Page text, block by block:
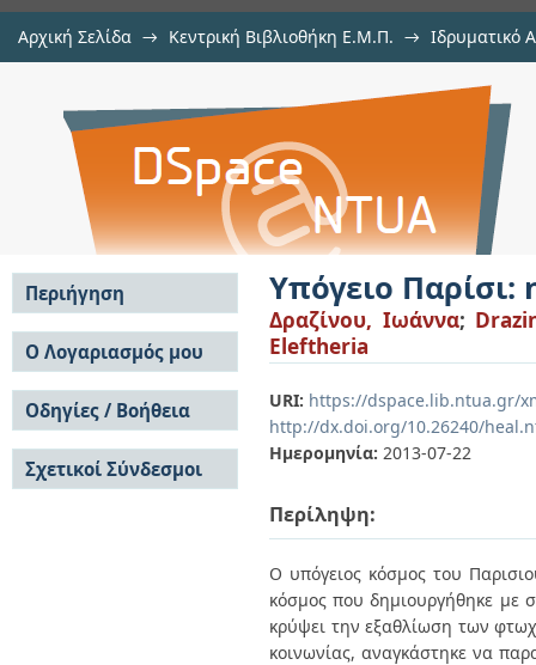
Αρχική Σελίδα → Κεντρική Βιβλιοθήκη Ε.Μ.Π. → Ιδρυματικό
Υπόγειο Παρίσι: η σκοτεινή όψη
Υπόγειο
Δραζίνου, Ιωάννα;
Eleftheria
URI: https://dspace.lib.ntua.gr/
http://dx.doi.org/10.26240/
Ημερομηνία: 2013-07-22
Περίληψη:
Ο υπόγειος κόσμος του
κόσμος που δημιουργήθηκε με
κρύψει την εξαθλίωση των
κοινωνίας, αναγκάστηκε να
Περιήγηση
Σε όλο το DSpace
Κοινότητες & Συλλογές
Ανά Ημερομηνία
Έκδοσης
Συγγραφείς
Τίτλοι
Θέματα
Ο Λογαριασμός μου
Σύνδεση
Εγγραφή
Οδηγίες / Βοήθεια
Οδηγίες Υποβολής
Οδηγίες Χρήσης ΙΑ
Συχνές Ερωτήσεις
Σχετικοί Σύνδεσμοι